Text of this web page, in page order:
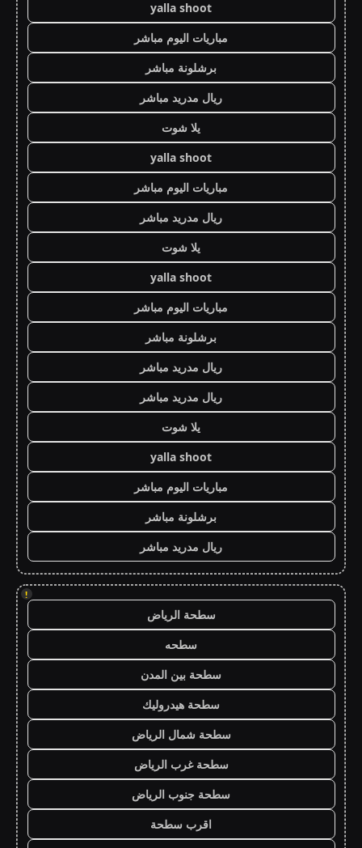
yalla shoot
مباريات اليوم مباشر
برشلونة مباشر
ريال مدريد مباشر
يلا شوت
yalla shoot
مباريات اليوم مباشر
ريال مدريد مباشر
يلا شوت
yalla shoot
مباريات اليوم مباشر
برشلونة مباشر
ريال مدريد مباشر
ريال مدريد مباشر
يلا شوت
yalla shoot
مباريات اليوم مباشر
برشلونة مباشر
ريال مدريد مباشر
!
سطحة الرياض
سطحه
سطحة بين المدن
سطحة هيدروليك
سطحة شمال الرياض
سطحة غرب الرياض
سطحة جنوب الرياض
اقرب سطحة